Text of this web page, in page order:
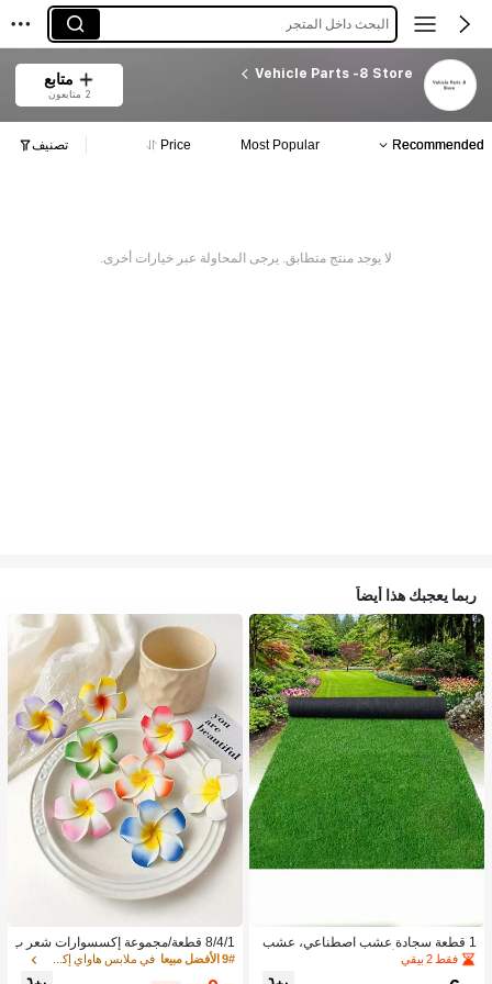
البحث داخل المتجر
Vehicle Parts -8 Store متابع
2 متابعون
Recommended
Most Popular
Price تصنيف
لا يوجد منتج متطابق. يرجى المحاولة عبر خيارات أخرى.
ربما يعجبك هذا أيضاً
1 قطعة سجادة عشب اصطناعي، عشب
مزيف للحديقة، أرضية خارجية لملعب كرة
فقط 2 بيقي
8/4/1 قطعة/مجموعة إكسسوارات شعر ب
نقشة زهور استوائية، مشابك شعر بلومير
9# الأفضل مبيعا في ملابس هاواي إكسسوارات